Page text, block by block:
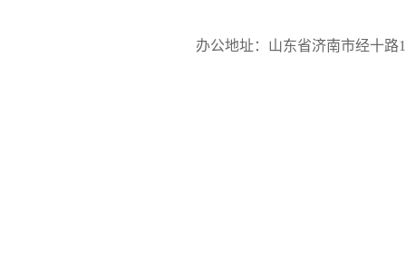
办公地址：山东省济南市经十路